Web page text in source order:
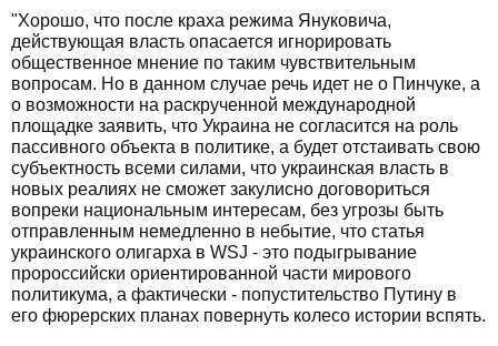
"Хорошо, что после краха режима Януковича,
действующая власть опасается игнорировать
общественное мнение по таким чувствительным
вопросам. Но в данном случае речь идет не о Пинчуке, а
о возможности на раскрученной международной
площадке заявить, что Украина не согласится на роль
пассивного объекта в политике, а будет отстаивать свою
субъектность всеми силами, что украинская власть в
новых реалиях не сможет закулисно договориться
вопреки национальным интересам, без угрозы быть
отправленным немедленно в небытие, что статья
украинского олигарха в WSJ - это подыгрывание
пророссийски ориентированной части мирового
политикума, а фактически - попустительство Путину в
его фюрерских планах повернуть колесо истории вспять.